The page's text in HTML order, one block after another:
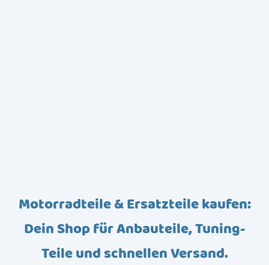
Motorradteile & Ersatzteile kaufen:
Dein Shop für Anbauteile, Tuning-
Teile und schnellen Versand.